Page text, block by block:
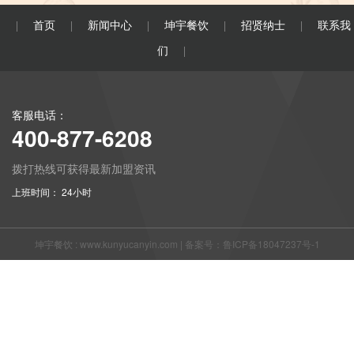
首页 新闻中心 坤宇餐饮 招贤纳士
联系我
们
客服电话：
400-877-6208
拨打热线可获得最新加盟资讯
上班时间： 24小时
坤宇餐饮 : www.kunyucanyin.com | 备案号：鲁ICP备18047237号-1